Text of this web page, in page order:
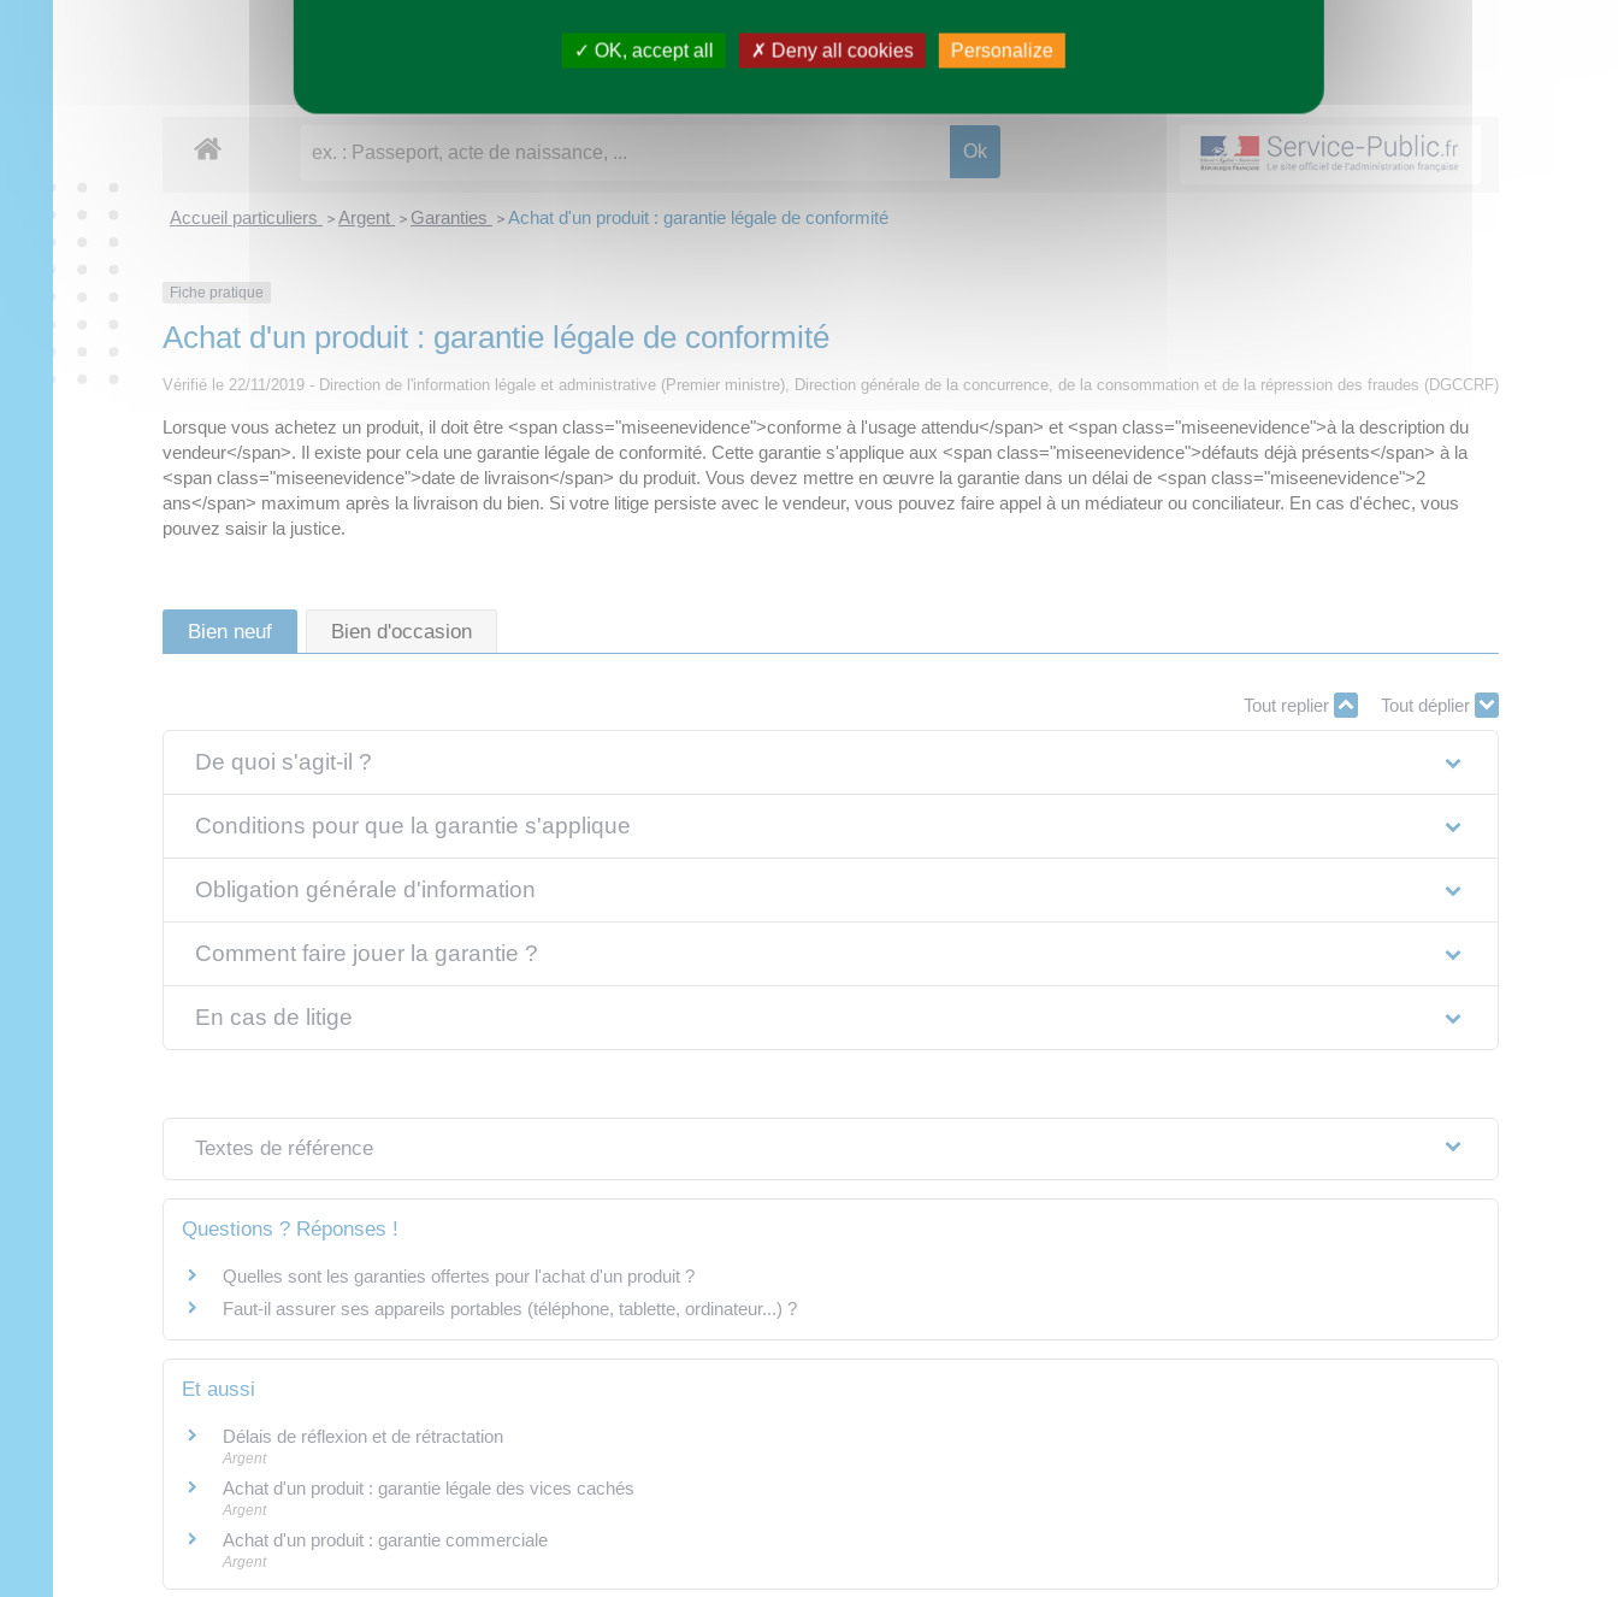
Découvrir
Municipalité
À tout âge
Vie pratique
Loisirs
Imaginer demain
Accueil particuliers > Argent > Garanties > Achat d'un produit : garantie légale de conformité
Fiche pratique
Achat d'un produit : garantie légale de conformité
Vérifié le 22/11/2019 - Direction de l'information légale et administrative (Premier ministre), Direction générale de la concurrence, de la consommation et de la répression des fraudes (DGCCRF)
Lorsque vous achetez un produit, il doit être <span class="miseenevidence">conforme à l'usage attendu</span> et <span class="miseenevidence">à la description du
vendeur</span>. Il existe pour cela une garantie légale de conformité. Cette garantie s'applique aux <span class="miseenevidence">défauts déjà présents</span> à la
<span class="miseenevidence">date de livraison</span> du produit. Vous devez mettre en œuvre la garantie dans un délai de <span class="miseenevidence">2
ans</span> maximum après la livraison du bien. Si votre litige persiste avec le vendeur, vous pouvez faire appel à un médiateur ou conciliateur. En cas d'échec, vous
pouvez saisir la justice.
Bien neuf Bien d'occasion
Tout replier Tout déplier
De quoi s'agit-il ?
Conditions pour que la garantie s'applique
Obligation générale d'information
Comment faire jouer la garantie ?
En cas de litige
Textes de référence
Questions ? Réponses !
Quelles sont les garanties offertes pour l'achat d'un produit ?
Faut-il assurer ses appareils portables (téléphone, tablette, ordinateur...) ?
Et aussi
Délais de réflexion et de rétractation
Argent
Achat d'un produit : garantie légale des vices cachés
Argent
Achat d'un produit : garantie commerciale
Argent
OK, accept all Deny all cookies Personalize